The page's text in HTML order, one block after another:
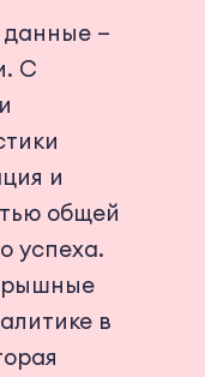
—
С
и
общей
успеха.
в